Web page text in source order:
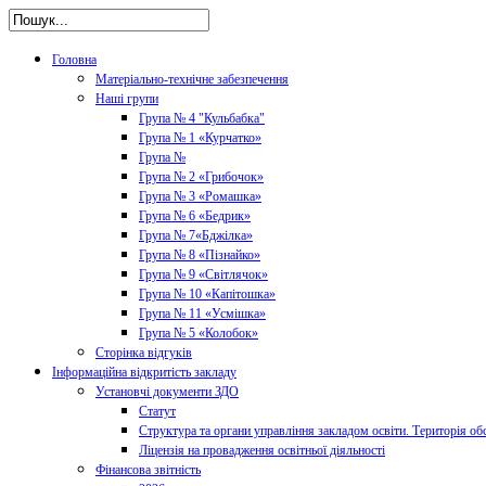
Головна
Матеріально-технічне забезпечення
Наші групи
Група № 4 "Кульбабка"
Група № 1 «Курчатко»
Група №
Група № 2 «Грибочок»
Група № 3 «Ромашка»
Група № 6 «Бедрик»
Група № 7«Бджілка»
Група № 8 «Пізнайко»
Група № 9 «Світлячок»
Група № 10 «Капітошка»
Група № 11 «Усмішка»
Група № 5 «Колобок»
Сторінка відгуків
Інформаційна відкритість закладу
Установчі документи ЗДО
Статут
Структура та органи управління закладом освіти. Територія
Ліцензія на провадження освітньої діяльності
Фінансова звітність